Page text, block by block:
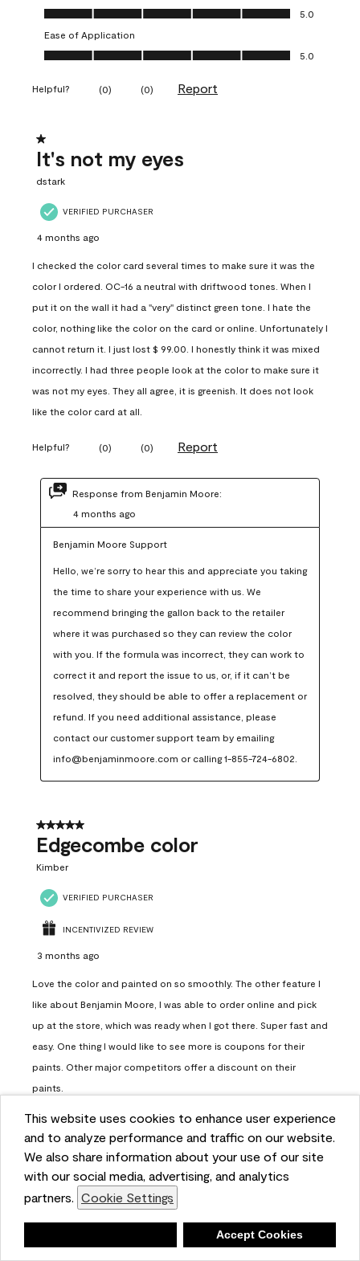
This website uses cookies to enhance user experience
and to analyze performance and traffic on our website.
We also share information about your use of our site
with our social media, advertising, and analytics
partners. Cookie Settings
Accept Cookies
Value of Product, 5.0 out of 5
5.0
Ease of Application
Ease of Application, 5.0 out of 5
5.0
Helpful? (0) (0) Report
1 out of 5 stars.
It's not my eyes
dstark
VERIFIED PURCHASER
4 months ago
I checked the color card several times to make sure it was the
color I ordered. OC-16 a neutral with driftwood tones. When I
put it on the wall it had a "very" distinct green tone. I hate the
color, nothing like the color on the card or online. Unfortunately I
cannot return it. I just lost $ 99.00. I honestly think it was mixed
incorrectly. I had three people look at the color to make sure it
was not my eyes. They all agree, it is greenish. It does not look
like the color card at all.
Helpful? (0) (0) Report
Response from Benjamin Moore:
4 months ago
Benjamin Moore Support
Hello, we’re sorry to hear this and appreciate you taking
the time to share your experience with us. We
recommend bringing the gallon back to the retailer
where it was purchased so they can review the color
with you. If the formula was incorrect, they can work to
correct it and report the issue to us, or, if it can’t be
resolved, they should be able to offer a replacement or
refund. If you need additional assistance, please
contact our customer support team by emailing
info@benjaminmoore.com or calling 1-855-724-6802.
5 out of 5 stars.
Edgecombe color
Kimber
VERIFIED PURCHASER
INCENTIVIZED REVIEW
3 months ago
Love the color and painted on so smoothly. The other feature I
like about Benjamin Moore, I was able to order online and pick
up at the store, which was ready when I got there. Super fast and
easy. One thing I would like to see more is coupons for their
paints. Other major competitors offer a discount on their
paints.
Helpful? (0) (0) Report
Load More